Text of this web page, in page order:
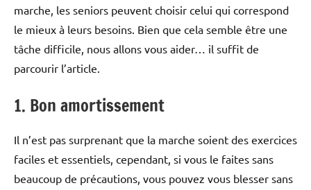
marche, les seniors peuvent choisir celui qui correspond
le mieux à leurs besoins. Bien que cela semble être une
tâche difficile, nous allons vous aider… il suffit de
parcourir l’article.
1. Bon amortissement
Il n’est pas surprenant que la marche soient des exercices
faciles et essentiels, cependant, si vous le faites sans
beaucoup de précautions, vous pouvez vous blesser sans